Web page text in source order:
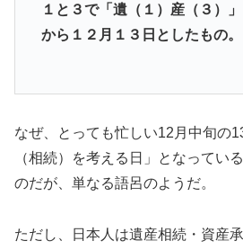
１と３で「遺（１）産（３）
から１２月１３日としたもの。
なぜ、とっても忙しい12月中旬の
（相続）を考える日」となってい
のだが、単なる語呂のようだ。
ただし、日本人は遺産相続・資産